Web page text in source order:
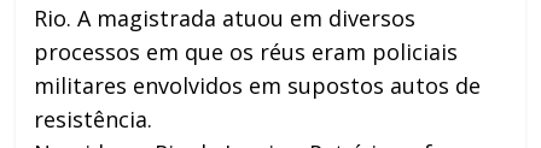
Rio. A magistrada atuou em diversos
processos em que os réus eram policiais
militares envolvidos em supostos autos de
resistência.